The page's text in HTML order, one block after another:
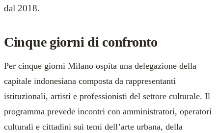
dal 2018.
Cinque giorni di confronto
Per cinque giorni Milano ospita una delegazione della
capitale indonesiana composta da rappresentanti
istituzionali, artisti e professionisti del settore culturale. Il
programma prevede incontri con amministratori, operatori
culturali e cittadini sui temi dell’arte urbana, della